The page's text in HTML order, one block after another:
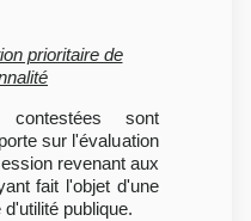
prioritaire de
sont
sur l'évaluation
revenant aux
fait l'objet d'une
publique.